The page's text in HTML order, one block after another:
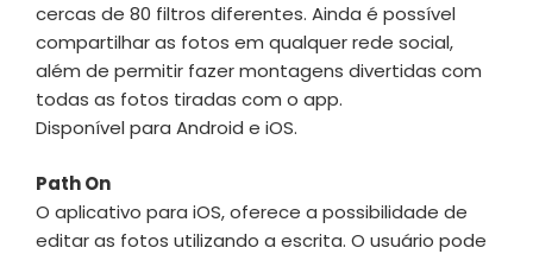
cercas de 80 filtros diferentes. Ainda é possível
compartilhar as fotos em qualquer rede social,
além de permitir fazer montagens divertidas com
todas as fotos tiradas com o app.
Disponível para Android e iOS.
Path On
O aplicativo para iOS, oferece a possibilidade de
editar as fotos utilizando a escrita. O usuário pode